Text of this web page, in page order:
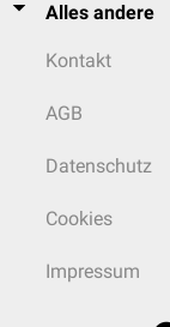
Alles andere
Kontakt
AGB
Datenschutz
Cookies
Impressum